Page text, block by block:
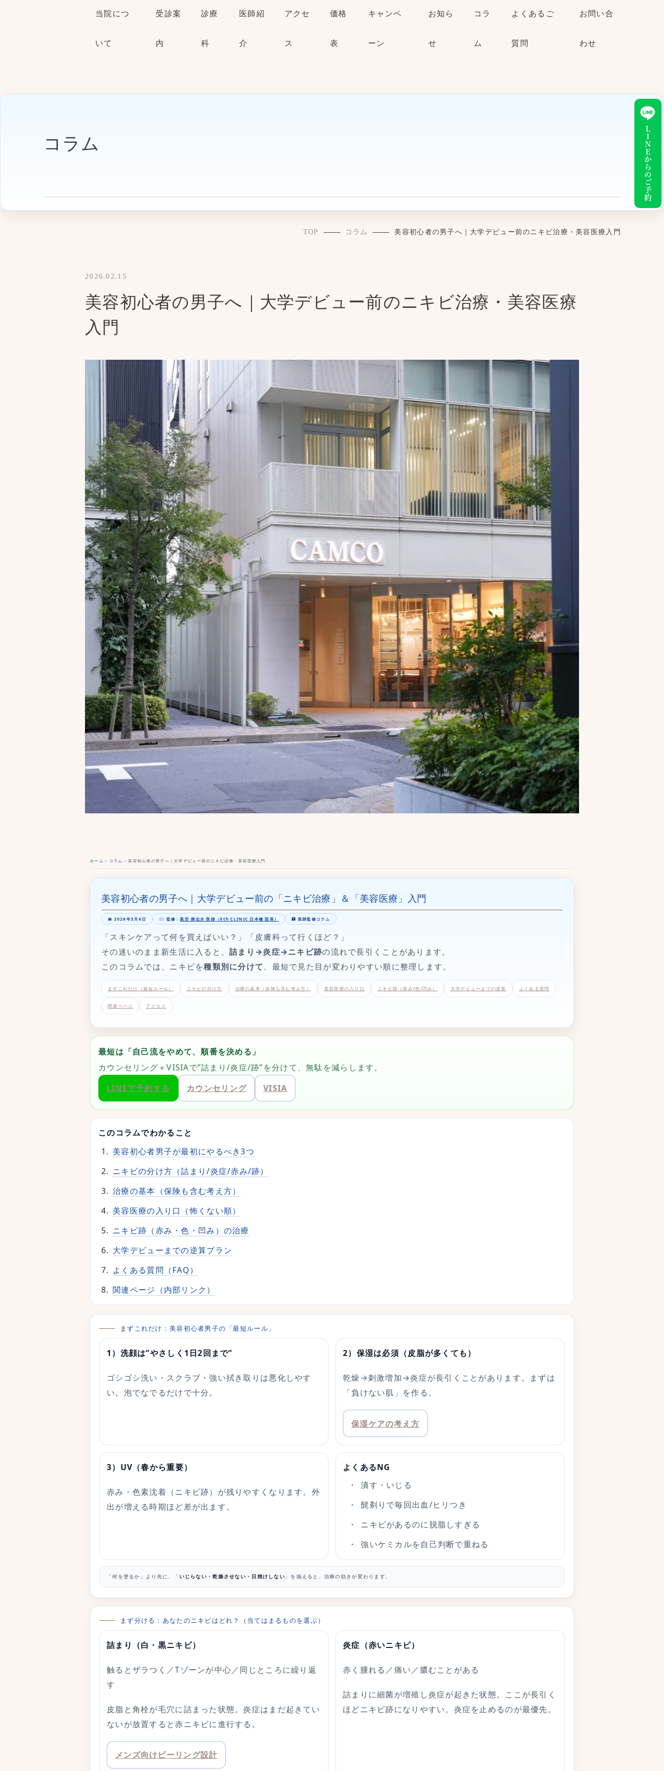
当院につ
いて
受診案
内
診療
科
医師紹
介
アクセ
ス
価格
表
キャンペ
ーン
お知ら
せ
コラ
ム
よくあるご
質問
お問い合
わせ
コラム
TOP コラム 美容初心者の男子へ｜大学デビュー前のニキビ治療・美容医療入門
2026.02.15
美容初心者の男子へ｜大学デビュー前のニキビ治療・美容医療
入門
ホーム › コラム › 美容初心者の男子へ｜大学デビュー前のニキビ治療・美容医療入門
美容初心者の男子へ｜大学デビュー前の「ニキビ治療」＆「美容医療」入門
📅 2026年3月6日 👨‍⚕️ 監修：黒田 揮志夫 医師（0th CLINIC 日本橋 院長） 🏥 医師監修コラム
「スキンケアって何を買えばいい？」「皮膚科って行くほど？」
その迷いのまま新生活に入ると、詰まり→炎症→ニキビ跡の流れで長引くことがあります。
このコラムでは、ニキビを種類別に分けて、最短で見た目が変わりやすい順に整理します。
まずこれだけ（最短ルール） ニキビの分け方 治療の基本（保険も含む考え方） 美容医療の入り口 ニキビ跡（赤み/色/凹み） 大学デビューまでの逆算 よくある質問
関連ページ アクセス
最短は「自己流をやめて、順番を決める」
カウンセリング＋VISIAで”詰まり/炎症/跡”を分けて、無駄を減らします。
LINEで予約する
カウンセリング VISIA
このコラムでわかること
美容初心者男子が最初にやるべき3つ
ニキビの分け方（詰まり/炎症/赤み/跡）
治療の基本（保険も含む考え方）
美容医療の入り口（怖くない順）
ニキビ跡（赤み・色・凹み）の治療
大学デビューまでの逆算プラン
よくある質問（FAQ）
関連ページ（内部リンク）
まずこれだけ：美容初心者男子の「最短ルール」
1）洗顔は”やさしく1日2回まで”
ゴシゴシ洗い・スクラブ・強い拭き取りは悪化しやす
い。泡でなでるだけで十分。
2）保湿は必須（皮脂が多くても）
乾燥→刺激増加→炎症が長引くことがあります。まずは
「負けない肌」を作る。
保湿ケアの考え方
3）UV（春から重要）
赤み・色素沈着（ニキビ跡）が残りやすくなります。外
出が増える時期ほど差が出ます。
よくあるNG
潰す・いじる
髭剃りで毎回出血/ヒリつき
ニキビがあるのに脱脂しすぎる
強いケミカルを自己判断で重ねる
「何を塗るか」より先に、「 いじらない・乾燥させない・日焼けしない 」を揃えると、治療の効きが変わります。
まず分ける：あなたのニキビはどれ？（当てはまるものを選ぶ）
詰まり（白・黒ニキビ）
触るとザラつく／Tゾーンが中心／同じところに繰り返
す
皮脂と角栓が毛穴に詰まった状態。炎症はまだ起きてい
ないが放置すると赤ニキビに進行する。
メンズ向けピーリング設計
炎症（赤いニキビ）
赤く腫れる／痛い／膿むことがある
詰まりに細菌が増殖し炎症が起きた状態。ここが長引く
ほどニキビ跡になりやすい。炎症を止めるのが最優先。